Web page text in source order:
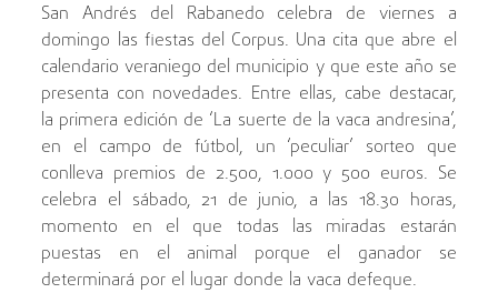
San Andrés del Rabanedo celebra de viernes a
domingo las fiestas del Corpus. Una cita que abre el
calendario veraniego del municipio y que este año se
presenta con novedades. Entre ellas, cabe destacar,
la primera edición de ‘La suerte de la vaca andresina’,
en el campo de fútbol, un ‘peculiar’ sorteo que
conlleva premios de 2.500, 1.000 y 500 euros. Se
celebra el sábado, 21 de junio, a las 18.30 horas,
momento en el que todas las miradas estarán
puestas en el animal porque el ganador se
determinará por el lugar donde la vaca defeque.